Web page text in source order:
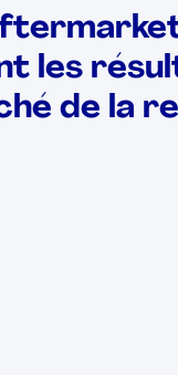
les
de la